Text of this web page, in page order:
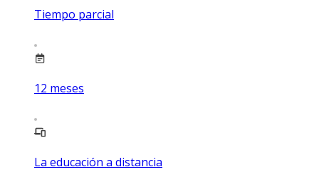
Tiempo parcial
12 meses
La educación a distancia